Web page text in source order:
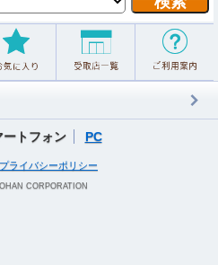
ートフォン PC
プライバシーポリシー
CORPORATION